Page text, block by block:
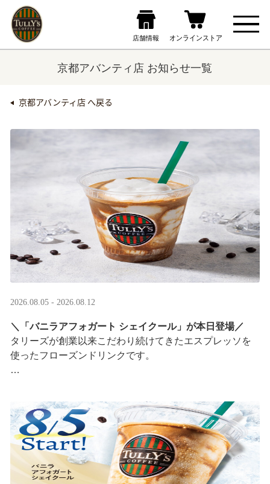
京都アバンティ店 お知らせ一覧
京都アバンティ店 へ戻る
2026.08.05 - 2026.08.12
＼「バニラアフォガート シェイクール」が本日登場／
タリーズが創業以来こだわり続けてきたエスプレッソを
使ったフローズンドリンクです。